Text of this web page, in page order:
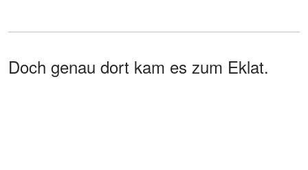
Doch genau dort kam es zum Eklat.